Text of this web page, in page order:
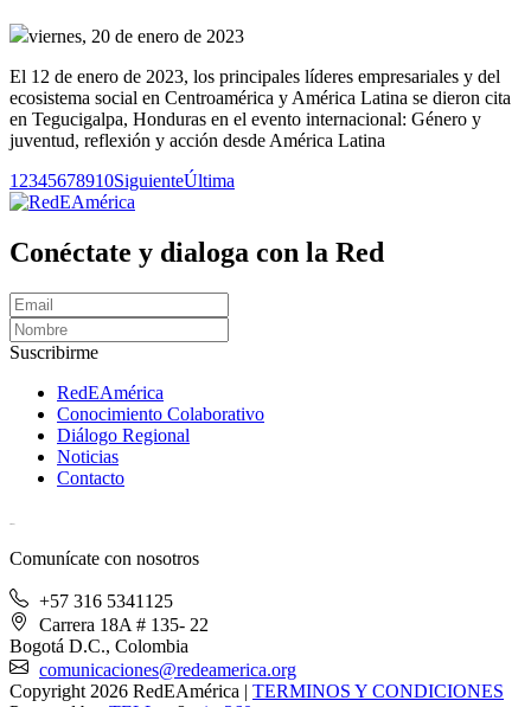
viernes, 20 de enero de 2023
El 12 de enero de 2023, los principales líderes empresariales y del
ecosistema social en Centroamérica y América Latina se dieron cita
en Tegucigalpa, Honduras en el evento internacional: Género y
juventud, reflexión y acción desde América Latina
1 2345678910SiguienteÚltima
Conéctate y dialoga con la Red
Suscribirme
RedEAmérica
Conocimiento Colaborativo
Diálogo Regional
Noticias
Contacto
Comunícate con nosotros
+57 316 5341125
Carrera 18A # 135- 22
Bogotá D.C., Colombia
comunicaciones@redeamerica.org
Copyright 2026 RedEAmérica | TERMINOS Y CONDICIONES